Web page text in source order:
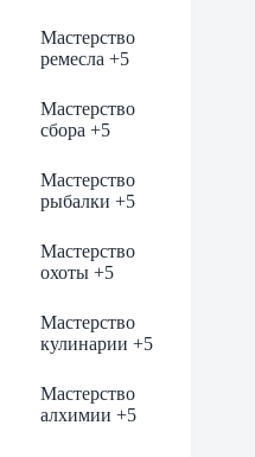
Мастерство
ремесла +5
Мастерство
сбора +5
Мастерство
рыбалки +5
Мастерство
охоты +5
Мастерство
кулинарии +5
Мастерство
алхимии +5